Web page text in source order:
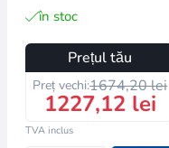
în stoc
Prețul tău
Preț vechi:1674,20 lei
1227,12 lei
TVA inclus